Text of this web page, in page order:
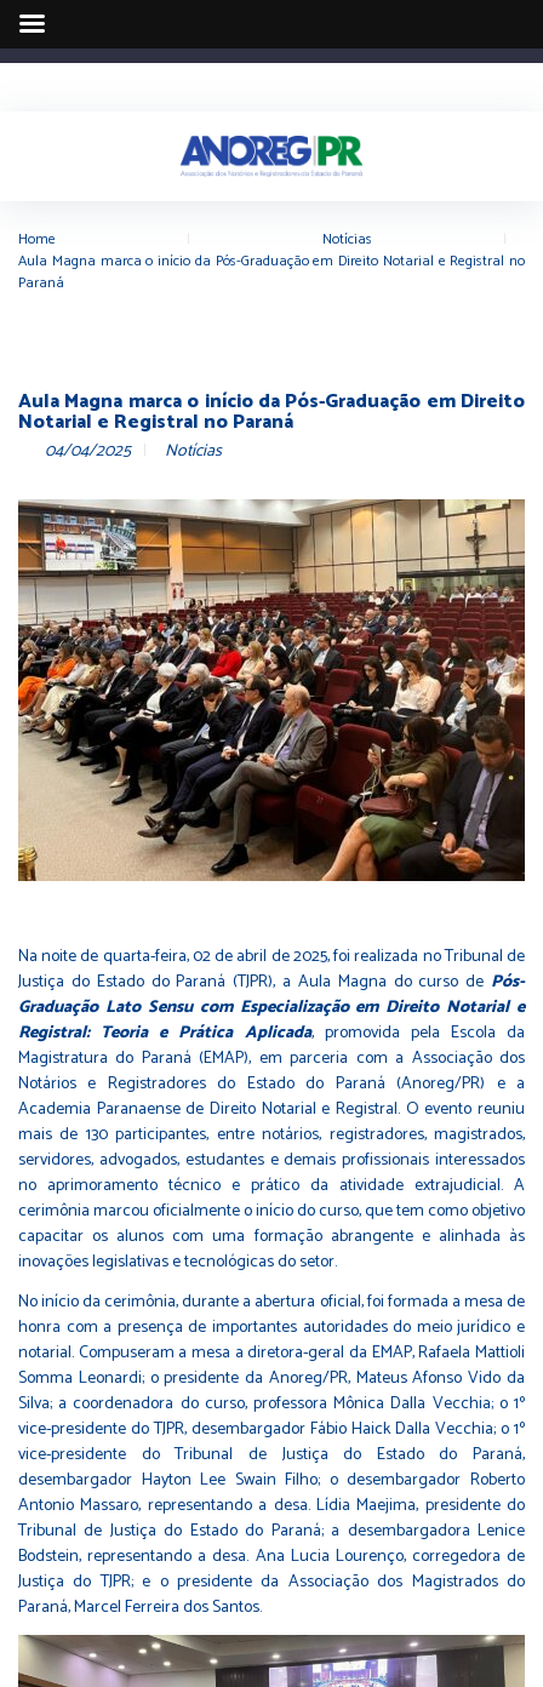
Home Notícias
Aula Magna marca o início da Pós-Graduação em Direito Notarial e Registral no
Paraná
Aula Magna marca o início da Pós-Graduação em Direito
Notarial e Registral no Paraná
04/04/2025 Notícias
Na noite de quarta-feira, 02 de abril de 2025, foi realizada no Tribunal de
Justiça do Estado do Paraná (TJPR), a Aula Magna do curso de Pós-
Graduação Lato Sensu com Especialização em Direito Notarial e
Registral: Teoria e Prática Aplicada, promovida pela Escola da
Magistratura do Paraná (EMAP), em parceria com a Associação dos
Notários e Registradores do Estado do Paraná (Anoreg/PR) e a
Academia Paranaense de Direito Notarial e Registral. O evento reuniu
mais de 130 participantes, entre notários, registradores, magistrados,
servidores, advogados, estudantes e demais profissionais interessados
no aprimoramento técnico e prático da atividade extrajudicial. A
cerimônia marcou oficialmente o início do curso, que tem como objetivo
capacitar os alunos com uma formação abrangente e alinhada às
inovações legislativas e tecnológicas do setor.
No início da cerimônia, durante a abertura oficial, foi formada a mesa de
honra com a presença de importantes autoridades do meio jurídico e
notarial. Compuseram a mesa a diretora-geral da EMAP, Rafaela Mattioli
Somma Leonardi; o presidente da Anoreg/PR, Mateus Afonso Vido da
Silva; a coordenadora do curso, professora Mônica Dalla Vecchia; o 1º
vice-presidente do TJPR, desembargador Fábio Haick Dalla Vecchia; o 1º
vice-presidente do Tribunal de Justiça do Estado do Paraná,
desembargador Hayton Lee Swain Filho; o desembargador Roberto
Antonio Massaro, representando a desa. Lídia Maejima, presidente do
Tribunal de Justiça do Estado do Paraná; a desembargadora Lenice
Bodstein, representando a desa. Ana Lucia Lourenço, corregedora de
Justiça do TJPR; e o presidente da Associação dos Magistrados do
Paraná, Marcel Ferreira dos Santos.